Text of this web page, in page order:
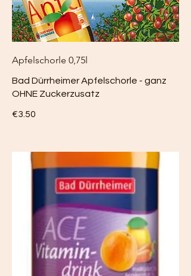
Apfelschorle 0,75l
Bad Dürrheimer Apfelschorle - ganz
OHNE Zuckerzusatz
€3.50